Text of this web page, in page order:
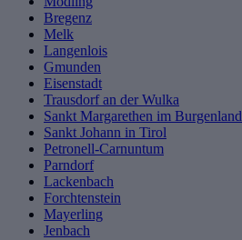
Bregenz
Melk
Langenlois
Gmunden
Eisenstadt
Trausdorf an der Wulka
Sankt Margarethen im Burgenland
Sankt Johann in Tirol
Petronell-Carnuntum
Parndorf
Lackenbach
Forchtenstein
Mayerling
Jenbach